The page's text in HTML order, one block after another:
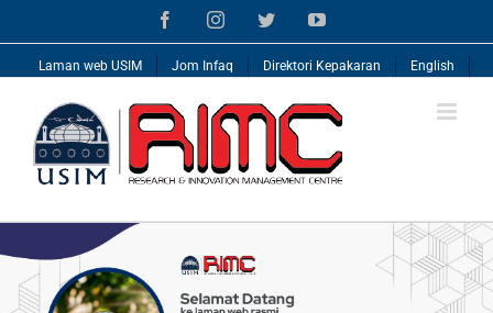
FacebookInstagramTwitterYouTube
Laman web USIM Jom Infaq Direktori Kepakaran English